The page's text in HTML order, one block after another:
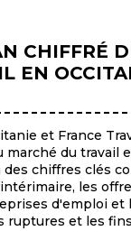
CHIFFRÉ
EN
et France
marché du travail
des chiffres clés
les
d'emploi et
ruptures et les